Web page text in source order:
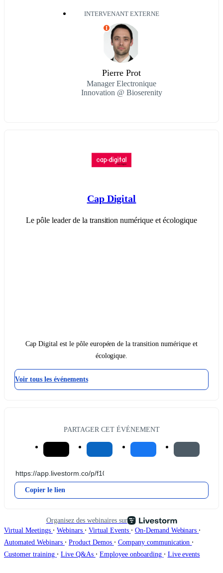
INTERVENANT EXTERNE
I
Pierre Prot
Manager Electronique
Innovation @ Bioserenity
Cap Digital
Le pôle leader de la transition numérique et écologique
Cap Digital est le pôle européen de la transition numérique et
écologique.
Voir tous les événements
PARTAGER CET ÉVÉNEMENT
Copier le lien
Organisez des webinaires sur
Virtual Meetings ∙ Webinars ∙ Virtual Events ∙ On-Demand Webinars ∙
Automated Webinars ∙ Product Demos ∙ Company communication ∙
Customer training ∙ Live Q&As ∙ Employee onboarding ∙ Live events